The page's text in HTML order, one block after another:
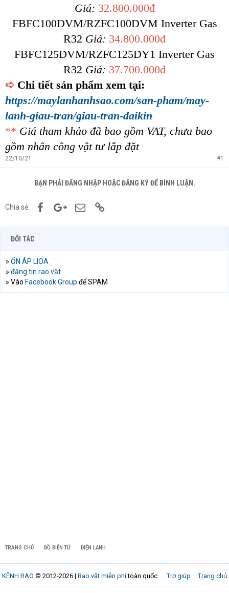
Giá: 32.800.000đ
FBFC100DVM/RZFC100DVM Inverter Gas
R32 Giá: 34.800.000đ
FBFC125DVM/RZFC125DY1 Inverter Gas
R32 Giá: 37.700.000đ
➪ Chi tiết sản phẩm xem tại:
https://maylanhanhsao.com/san-pham/may-
lanh-giau-tran/giau-tran-daikin
** Giá tham khảo đã bao gồm VAT, chưa bao
gồm nhân công vật tư lắp đặt
22/10/21 #1
BẠN PHẢI ĐĂNG NHẬP HOẶC ĐĂNG KÝ ĐỂ BÌNH LUẬN.
Chia sẻ: FacebookGoogle+Email
ĐỐI TÁC
» ỔN ÁP LIOA
» đăng tin rao vặt
» Vào Facebook Group để SPAM
TRANG CHỦ ĐỒ ĐIỆN TỬ ĐIỆN LẠNH
Trợ giúp Trang chủ
KÊNH RAO © 2012-2026 | Rao vặt miễn phítoàn quốc